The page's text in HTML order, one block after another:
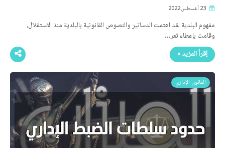
مفهوم البلدية لقد اهتمت الدساتير والنصوص القانونية بالبلدية منذ الاستقلال،
وقامت بإعطاء تعر…
إقرأ المزيد »
القانون الإداري